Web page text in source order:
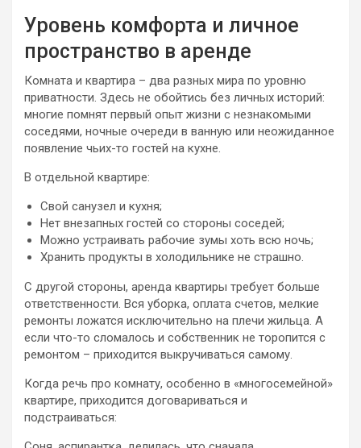
Уровень комфорта и личное
пространство в аренде
Комната и квартира – два разных мира по уровню
приватности. Здесь не обойтись без личных историй:
многие помнят первый опыт жизни с незнакомыми
соседями, ночные очереди в ванную или неожиданное
появление чьих-то гостей на кухне.
В отдельной квартире:
Свой санузел и кухня;
Нет внезапных гостей со стороны соседей;
Можно устраивать рабочие зумы хоть всю ночь;
Хранить продукты в холодильнике не страшно.
С другой стороны, аренда квартиры требует больше
ответственности. Вся уборка, оплата счетов, мелкие
ремонты ложатся исключительно на плечи жильца. А
если что-то сломалось и собственник не торопится с
ремонтом – приходится выкручиваться самому.
Когда речь про комнату, особенно в «многосемейной»
квартире, приходится договариваться и
подстраиваться: